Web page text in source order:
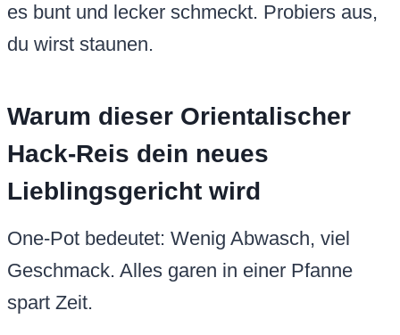
es bunt und lecker schmeckt. Probiers aus,
du wirst staunen.
Warum dieser Orientalischer
Hack-Reis dein neues
Lieblingsgericht wird
One-Pot bedeutet: Wenig Abwasch, viel
Geschmack. Alles garen in einer Pfanne
spart Zeit.